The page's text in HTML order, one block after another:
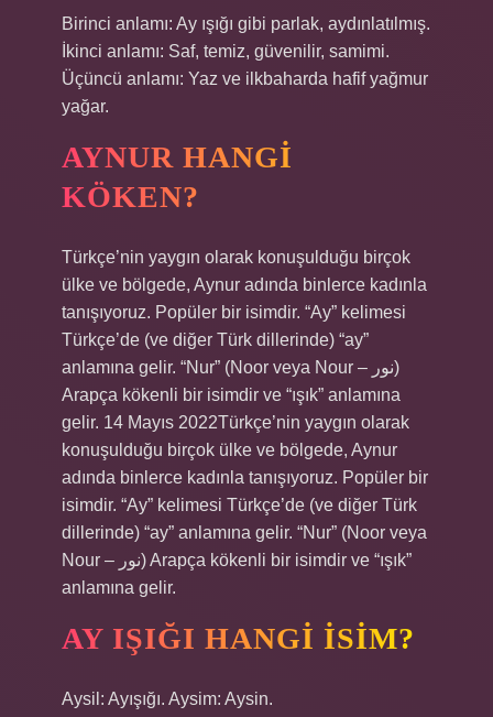
Birinci anlamı: Ay ışığı gibi parlak, aydınlatılmış.
İkinci anlamı: Saf, temiz, güvenilir, samimi.
Üçüncü anlamı: Yaz ve ilkbaharda hafif yağmur
yağar.
AYNUR HANGI
KÖKEN?
Türkçe’nin yaygın olarak konuşulduğu birçok
ülke ve bölgede, Aynur adında binlerce kadınla
tanışıyoruz. Popüler bir isimdir. “Ay” kelimesi
Türkçe’de (ve diğer Türk dillerinde) “ay”
anlamına gelir. “Nur” (Noor veya Nour – نور)
Arapça kökenli bir isimdir ve “ışık” anlamına
gelir. 14 Mayıs 2022Türkçe’nin yaygın olarak
konuşulduğu birçok ülke ve bölgede, Aynur
adında binlerce kadınla tanışıyoruz. Popüler bir
isimdir. “Ay” kelimesi Türkçe’de (ve diğer Türk
dillerinde) “ay” anlamına gelir. “Nur” (Noor veya
Nour – نور) Arapça kökenli bir isimdir ve “ışık”
anlamına gelir.
AY IŞIĞI HANGI ISIM?
Aysil: Ayışığı. Aysim: Aysin.